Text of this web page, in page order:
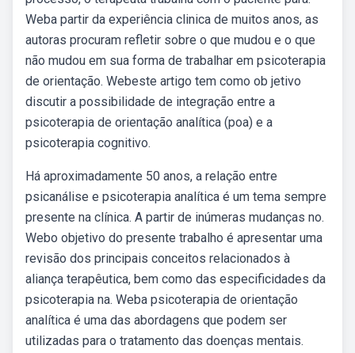
Weba partir da experiência clinica de muitos anos, as
autoras procuram refletir sobre o que mudou e o que
não mudou em sua forma de trabalhar em psicoterapia
de orientação. Webeste artigo tem como ob jetivo
discutir a possibilidade de integração entre a
psicoterapia de orientação analítica (poa) e a
psicoterapia cognitivo.
Há aproximadamente 50 anos, a relação entre
psicanálise e psicoterapia analítica é um tema sempre
presente na clínica. A partir de inúmeras mudanças no.
Webo objetivo do presente trabalho é apresentar uma
revisão dos principais conceitos relacionados à
aliança terapêutica, bem como das especificidades da
psicoterapia na. Weba psicoterapia de orientação
analítica é uma das abordagens que podem ser
utilizadas para o tratamento das doenças mentais.